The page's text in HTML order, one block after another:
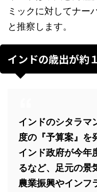
ミックに対してナー
と推察します。
インドの歳出が約
インドのシタラマ
度の『予算案』を
インド政府が今年
るなど、足元の景
農業振興やインフ